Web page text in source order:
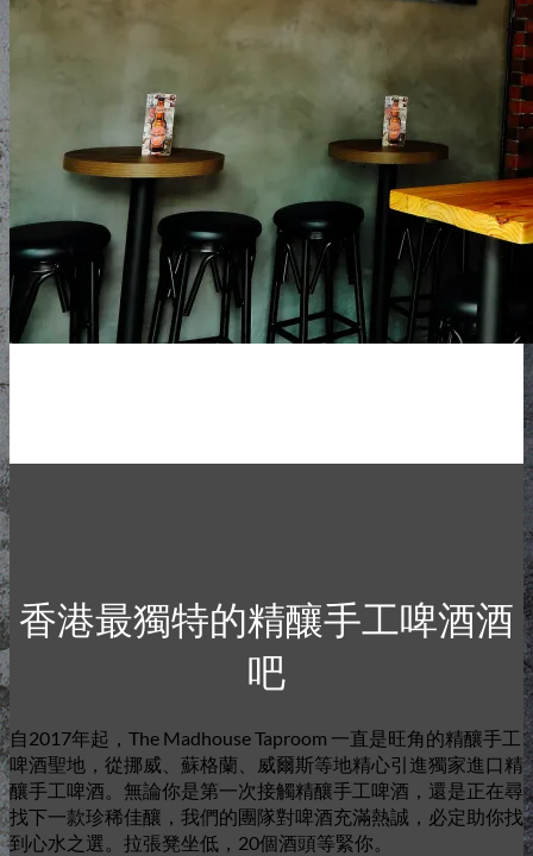
香港最獨特的精釀手工啤酒酒
吧
自2017年起，The Madhouse Taproom 一直是旺角的精釀手工
啤酒聖地，從挪威、蘇格蘭、威爾斯等地精心引進獨家進口精
釀手工啤酒。無論你是第一次接觸精釀手工啤酒，還是正在尋
找下一款珍稀佳釀，我們的團隊對啤酒充滿熱誠，必定助你找
到心水之選。拉張凳坐低，20個酒頭等緊你。